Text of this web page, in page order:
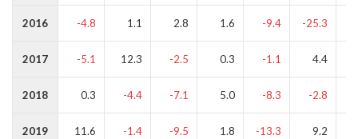
2016 -4.8 1.1 2.8 1.6 -9.4 -25.3
2017 -5.1 12.3 -2.5 0.3 -1.1 4.4
2018 0.3 -4.4 -7.1 5.0 -8.3 -2.8
2019 11.6 -1.4 -9.5 1.8 -13.3 9.2